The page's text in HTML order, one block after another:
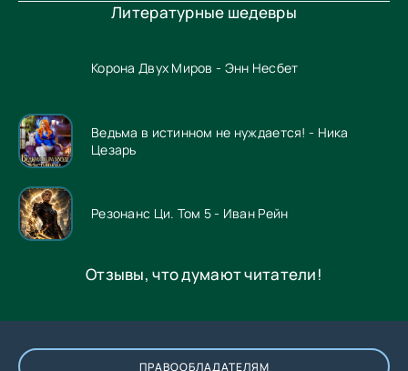
Литературные шедевры
Корона Двух Миров - Энн Несбет
Ведьма в истинном не нуждается! - Ника
Цезарь
Резонанс Ци. Том 5 - Иван Рейн
Отзывы, что думают читатели!
ПРАВООБЛАДАТЕЛЯМ